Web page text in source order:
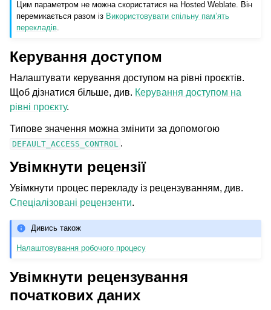
Цим параметром не можна скористатися на Hosted Weblate. Він
перемикається разом із Використовувати спільну памʼять
перекладів
Керування доступом
Налаштувати керування доступом на рівні проєктів.
Щоб дізнатися більше, див. Керування доступом на
рівні проєкту.
Типове значення можна змінити за допомогою
DEFAULT_ACCESS_CONTROL .
Увімкнути рецензії
Увімкнути процес перекладу із рецензуванням, див.
Спеціалізовані рецензенти.
Дивись також
Налаштовування робочого процесу
Увімкнути рецензування
початкових даних